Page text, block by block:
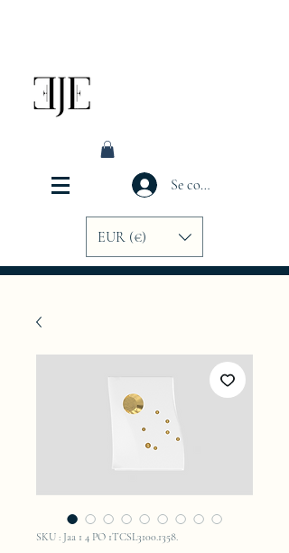
Se connecter
EUR (€)
SKU : Jaa 1 4 PO 1TCSL3100.1358.